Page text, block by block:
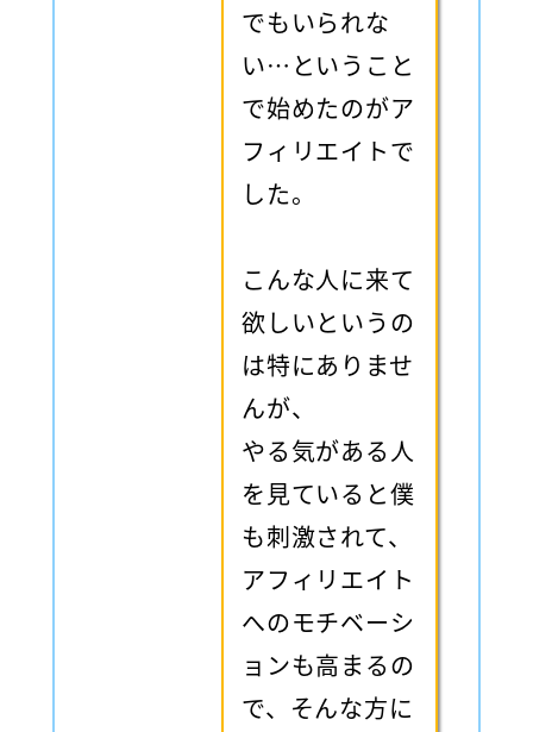
でもいられな
い…ということ
で始めたのがア
フィリエイトで
した。
こんな人に来て
欲しいというの
は特にありませ
んが、
やる気がある人
を見ていると僕
も刺激されて、
アフィリエイト
へのモチベーシ
ョンも高まるの
で、そんな方に